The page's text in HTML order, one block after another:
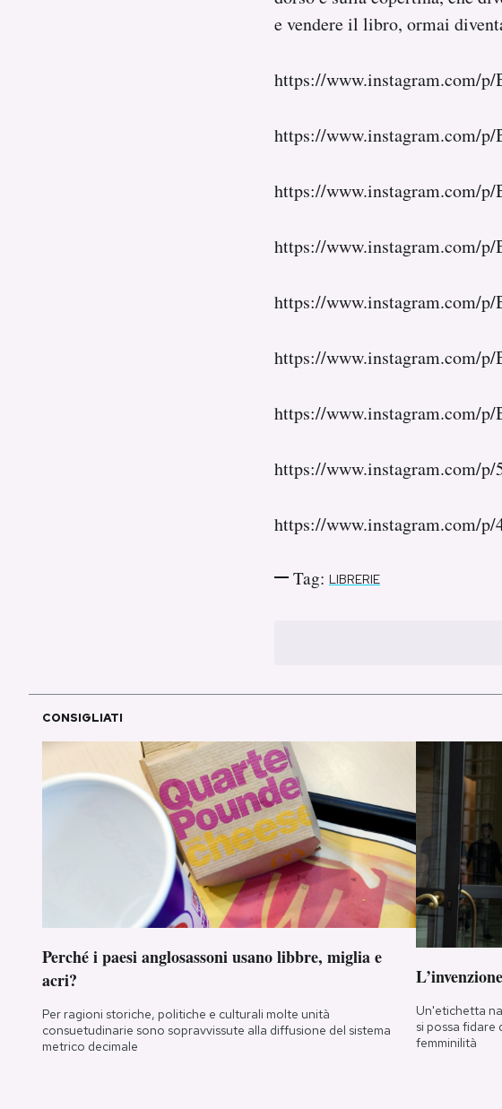
e vendere il libro, ormai
https://www.instagram.com/
https://www.instagram.com/p/
https://www.instagram.com/
https://www.instagram.com/
https://www.instagram.com/
https://www.instagram.com/
https://www.instagram.com/
https://www.instagram.com/p/
https://www.instagram.com/
Tag: LIBRERIE
CONSIGLIATI
Perché i paesi anglosassoni usano libbre, miglia e
acri?
Per ragioni storiche, politiche e culturali molte unità
consuetudinarie sono sopravvissute alla diffusione del sistema
metrico decimale
Un'etichetta
si possa fidare
femminilità